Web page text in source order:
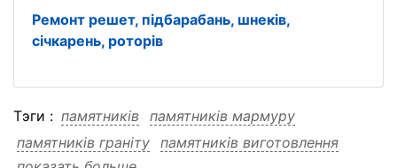
Ремонт решет, підбарабань, шнеків,
січкарень, роторів
Тэги : памятників
памятників мармуру
памятників граніту памятників виготовлення